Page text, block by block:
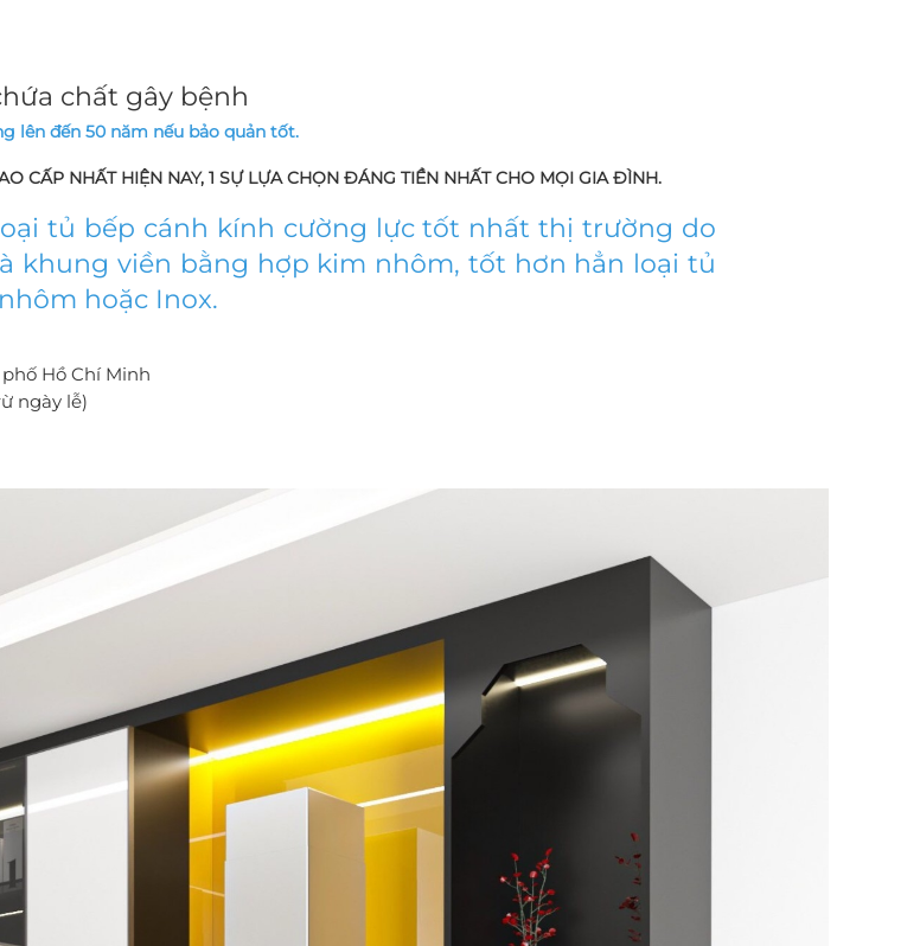
chất gây bệnh
lên đến 50 năm nếu bảo quản tốt.
CẤP NHẤT HIỆN NAY, 1 SỰ LỰA CHỌN ĐÁNG TIỀN NHẤT CHO MỌI GIA ĐÌNH.
tủ bếp cánh kính cường lực tốt nhất thị trường do
khung viền bằng hợp kim nhôm, tốt hơn hẳn loại tủ
hoặc Inox.
Hồ Chí Minh
ngày lễ)